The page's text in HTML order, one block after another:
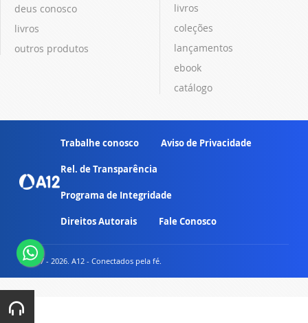
deus conosco
livros
outros produtos
livros
coleções
lançamentos
ebook
catálogo
Trabalhe conosco Aviso de Privacidade
Rel. de Transparência
Programa de Integridade
Direitos Autorais Fale Conosco
© 2007 - 2026. A12 - Conectados pela fé.